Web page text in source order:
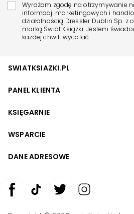
Wyrażam zgodę na otrzymywanie
informacji marketingowych i
działalnością Dressler Dublin Sp. z
marką Świat Książki. Jestem
każdej chwili wycofać.
SWIATKSIAZKI.PL
PANEL KLIENTA
KSIĘGARNIE
WSPARCIE
DANE ADRESOWE
Zwiększ rozmiar czcionki